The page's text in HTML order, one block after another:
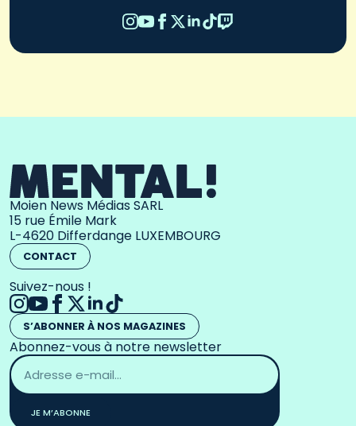
Moien News Médias SARL
15 rue Émile Mark
L-4620 Differdange LUXEMBOURG
CONTACT
Suivez-nous !
S’ABONNER À NOS MAGAZINES
Abonnez-vous à notre newsletter
Adresse
email
*
JE M’ABONNE